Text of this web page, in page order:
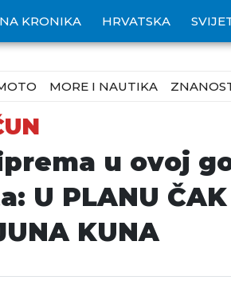
KRONIKA HRVATSKA
MORE I NAUTIKA
u ovoj
PLANU ČAK
KUNA